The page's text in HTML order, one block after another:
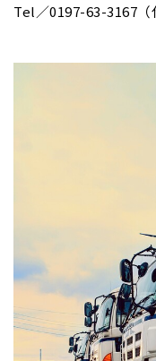
Tel／0197-63-3167（